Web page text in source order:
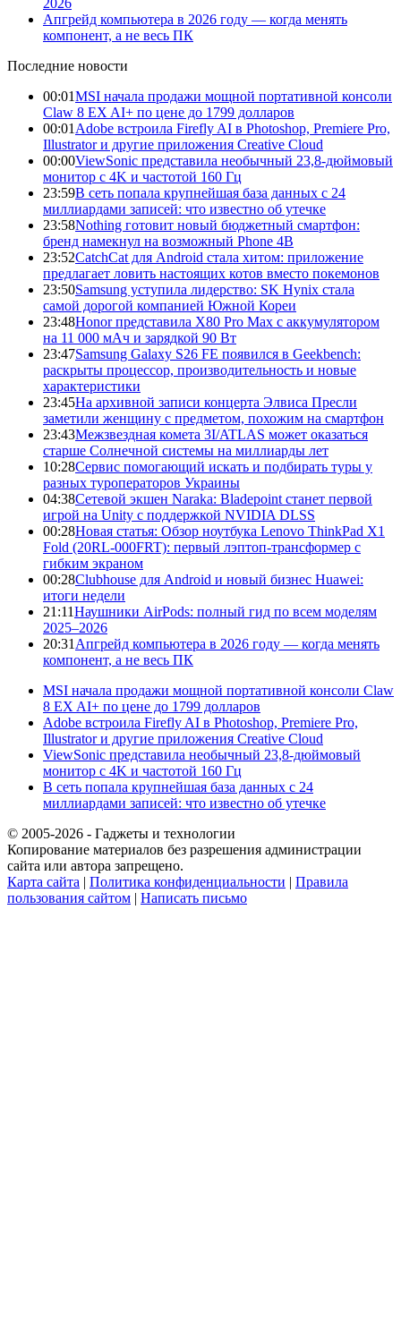
Апгрейд компьютера в 2026 году — когда менять
компонент, а не весь ПК
Последние новости
00:01MSI начала продажи мощной портативной консоли
Claw 8 EX AI+ по цене до 1799 долларов
00:01 Adobe встроила Firefly AI в Photoshop, Premiere Pro,
Illustrator и другие приложения Creative Cloud
00:00ViewSonic представила необычный 23,8-дюймовый
монитор с 4K и частотой 160 Гц
23:59В сеть попала крупнейшая база данных с 24
миллиардами записей: что известно об утечке
23:58Nothing готовит новый бюджетный смартфон:
бренд намекнул на возможный Phone 4B
23:52CatchCat для Android стала хитом: приложение
предлагает ловить настоящих котов вместо покемонов
23:50Samsung уступила лидерство: SK Hynix стала
самой дорогой компанией Южной Кореи
23:48Honor представила X80 Pro Max с аккумулятором
на 11 000 мАч и зарядкой 90 Вт
23:47Samsung Galaxy S26 FE появился в Geekbench:
раскрыты процессор, производительность и новые
характеристики
23:45На архивной записи концерта Элвиса Пресли
заметили женщину с предметом, похожим на смартфон
23:43Межзвездная комета 3I/ATLAS может оказаться
старше Солнечной системы на миллиарды лет
10:28Сервис помогающий искать и подбирать туры у
разных туроператоров Украины
04:38Сетевой экшен Naraka: Bladepoint станет первой
игрой на Unity с поддержкой NVIDIA DLSS
00:28Новая статья: Обзор ноутбука Lenovo ThinkPad X1
Fold (20RL-000FRT): первый лэптоп-трансформер с
гибким экраном
00:28Clubhouse для Android и новый бизнес Huawei:
итоги недели
21:11Наушники AirPods: полный гид по всем моделям
2025–2026
20:31 Апгрейд компьютера в 2026 году — когда менять
компонент, а не весь ПК
MSI начала продажи мощной портативной консоли Claw
8 EX AI+ по цене до 1799 долларов
Adobe встроила Firefly AI в Photoshop, Premiere Pro,
Illustrator и другие приложения Creative Cloud
ViewSonic представила необычный 23,8-дюймовый
монитор с 4K и частотой 160 Гц
В сеть попала крупнейшая база данных с 24
миллиардами записей: что известно об утечке
© 2005-2026 - Гаджеты и технологии
Копирование материалов без разрешения администрации
сайта или автора запрещено.
Карта сайта | Политика конфиденциальности | Правила
пользования сайтом | Написать письмо